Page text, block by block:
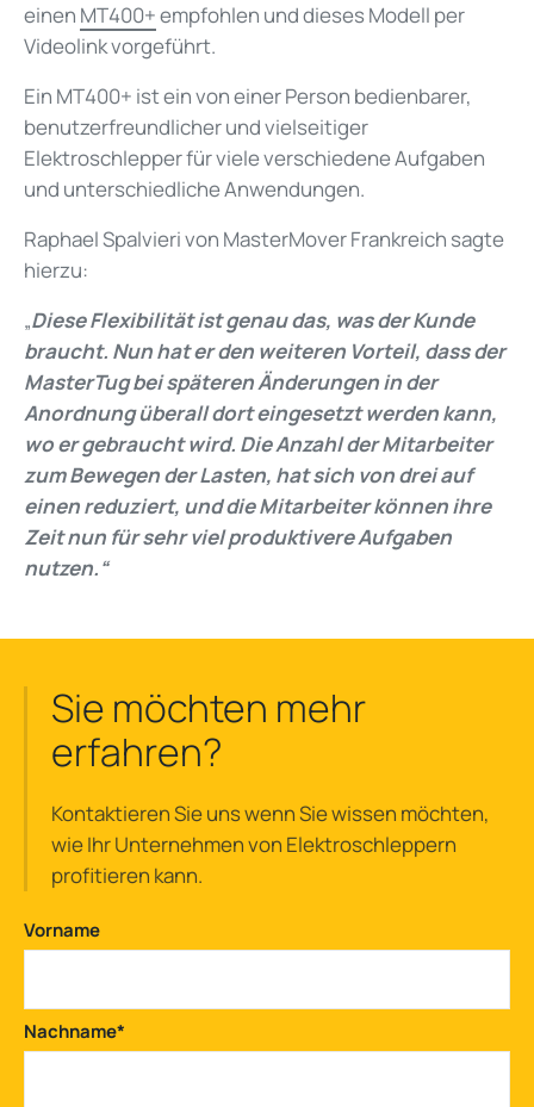
einen MT400+empfohlen und dieses Modell per
Videolink vorgeführt.
Ein MT400+ ist ein von einer Person bedienbarer,
benutzerfreundlicher und vielseitiger
Elektroschlepper für viele verschiedene Aufgaben
und unterschiedliche Anwendungen.
Raphael Spalvieri von MasterMover Frankreich sagte
hierzu:
„Diese Flexibilität ist genau das, was der Kunde
braucht. Nun hat er den weiteren Vorteil, dass der
MasterTug bei späteren Änderungen in der
Anordnung überall dort eingesetzt werden kann,
wo er gebraucht wird. Die Anzahl der Mitarbeiter
zum Bewegen der Lasten, hat sich von drei auf
einen reduziert, und die Mitarbeiter können ihre
Zeit nun für sehr viel produktivere Aufgaben
nutzen.“
Sie möchten mehr
erfahren?
Kontaktieren Sie uns wenn Sie wissen möchten,
wie Ihr Unternehmen von Elektroschleppern
profitieren kann.
Vorname
Nachname*